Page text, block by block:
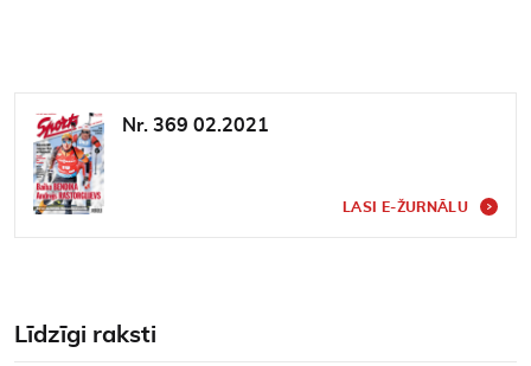
Nr. 369 02.2021
LASI E-ŽURNĀLU
Līdzīgi raksti